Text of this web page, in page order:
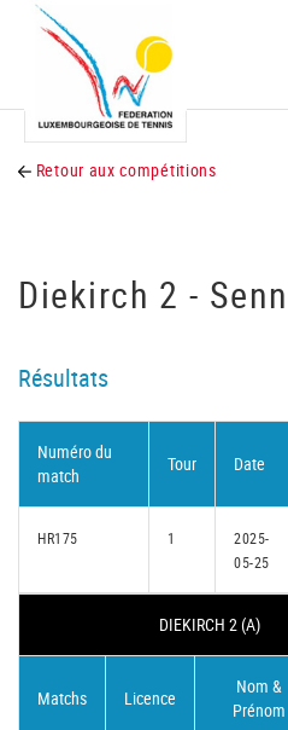
Retour aux compétitions
Diekirch 2 -
Résultats
Numéro du
match
Tour Date
HR175 1
2025-
05-25
DIEKIRCH 2 (A)
Matchs Licence
Nom &
Prénom